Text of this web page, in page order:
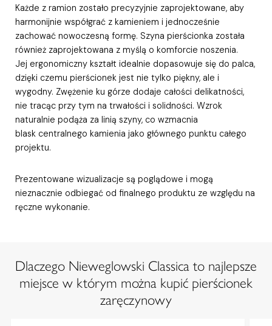
Każde z ramion zostało precyzyjnie zaprojektowane, aby
harmonijnie współgrać z kamieniem i jednocześnie
zachować nowoczesną formę. Szyna pierścionka została
również zaprojektowana z myślą o komforcie noszenia.
Jej ergonomiczny kształt idealnie dopasowuje się do palca,
dzięki czemu pierścionek jest nie tylko piękny, ale i
wygodny. Zwężenie ku górze dodaje całości delikatności,
nie tracąc przy tym na trwałości i solidności. Wzrok
naturalnie podąża za linią szyny, co wzmacnia
blask centralnego kamienia jako głównego punktu całego
projektu.
Prezentowane wizualizacje są poglądowe i mogą
nieznacznie odbiegać od finalnego produktu ze względu na
ręczne wykonanie.
Dlaczego Nieweglowski Classica to najlepsze
miejsce w którym można kupić pierścionek
zaręczynowy